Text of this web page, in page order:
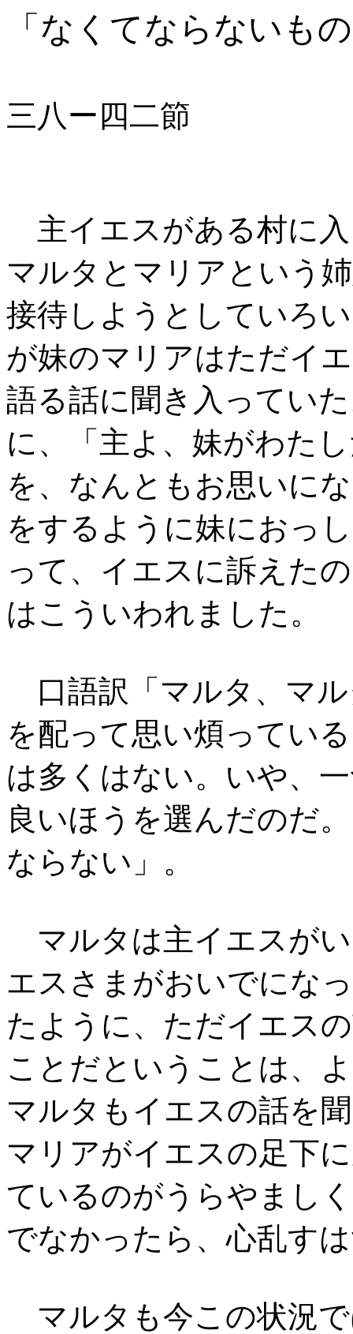
「なくてならないも
三八ー四二節
主イエスがある村に
マルタとマリアという
接待しようとしていろ
が妹のマリアはただイ
語る話に聞き入ってい
に、「主よ、妹がわた
を、なんともお思いに
をするように妹におっ
って、イエスに訴えた
はこういわれました。
口語訳「マルタ、マ
を配って思い煩ってい
は多くはない。いや、
良いほうを選んだのだ
ならない」。
マルタは主イエスが
エスさまがおいでにな
たように、ただイエス
ことだということは、
マルタもイエスの話を
マリアがイエスの足下
ているのがうらやまし
でなかったら、心乱す
マルタも今この状況